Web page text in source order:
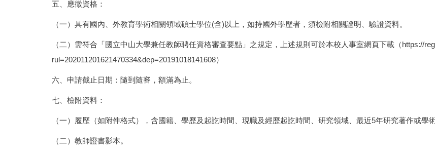
五、應徵資格：
（一）具有國內、外教育學術相關領域碩士學位(含)以上，如持國外學歷者，須檢附相關證明、驗證資料。
（二）需符合「國立中山大學兼任教師聘任資格審查要點」之規定，上述規則可於本校人事室網頁下載（https://
rul=202011201621470334&dep=20191018141608）
六、申請截止日期：隨到隨審，額滿為止。
七、檢附資料：
（一）履歷（如附件格式），含國籍、學歷及起訖時間、現職及經歷起訖時間、研究領域、最近5年研究著作或學
（二）教師證書影本。